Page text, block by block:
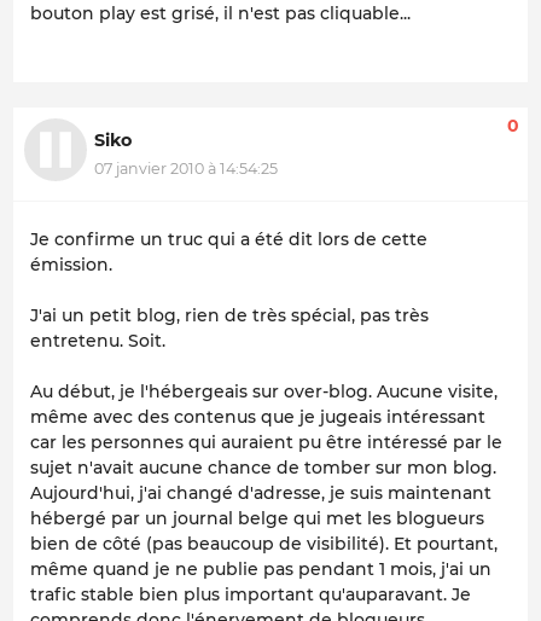
bouton play est grisé, il n'est pas cliquable...
Siko
07 janvier 2010 à 14:54:25
0
Je confirme un truc qui a été dit lors de cette
émission.
J'ai un petit blog, rien de très spécial, pas très
entretenu. Soit.
Au début, je l'hébergeais sur over-blog. Aucune visite,
même avec des contenus que je jugeais intéressant
car les personnes qui auraient pu être intéressé par le
sujet n'avait aucune chance de tomber sur mon blog.
Aujourd'hui, j'ai changé d'adresse, je suis maintenant
hébergé par un journal belge qui met les blogueurs
bien de côté (pas beaucoup de visibilité). Et pourtant,
même quand je ne publie pas pendant 1 mois, j'ai un
trafic stable bien plus important qu'auparavant. Je